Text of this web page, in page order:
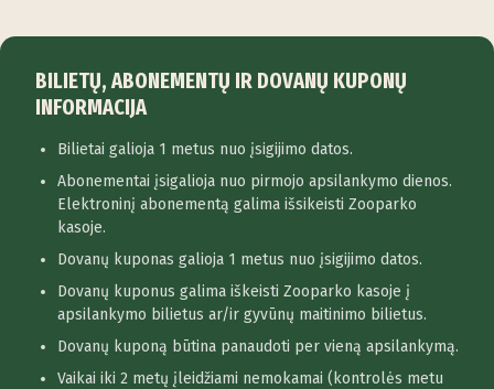
BILIETŲ, ABONEMENTŲ IR DOVANŲ KUPONŲ
INFORMACIJA
Bilietai galioja 1 metus nuo įsigijimo datos.
Abonementai įsigalioja nuo pirmojo apsilankymo dienos.
Elektroninį abonementą galima išsikeisti Zooparko
kasoje.
Dovanų kuponas galioja 1 metus nuo įsigijimo datos.
Dovanų kuponus galima iškeisti Zooparko kasoje į
apsilankymo bilietus ar/ir gyvūnų maitinimo bilietus.
Dovanų kuponą būtina panaudoti per vieną apsilankymą.
Vaikai iki 2 metų įleidžiami nemokamai (kontrolės metu